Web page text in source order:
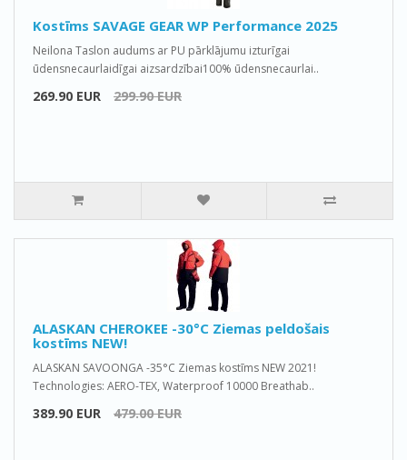
Kostīms SAVAGE GEAR WP Performance 2025
Neilona Taslon audums ar PU pārklājumu izturīgai
ūdensnecaurlaidīgai aizsardzībai100% ūdensnecaurlai..
269.90 EUR 299.90 EUR
ALASKAN CHEROKEE -30°C Ziemas peldošais
kostīms NEW!
ALASKAN SAVOONGA -35°C Ziemas kostīms NEW 2021!
Technologies: AERO-TEX, Waterproof 10000 Breathab..
389.90 EUR 479.00 EUR